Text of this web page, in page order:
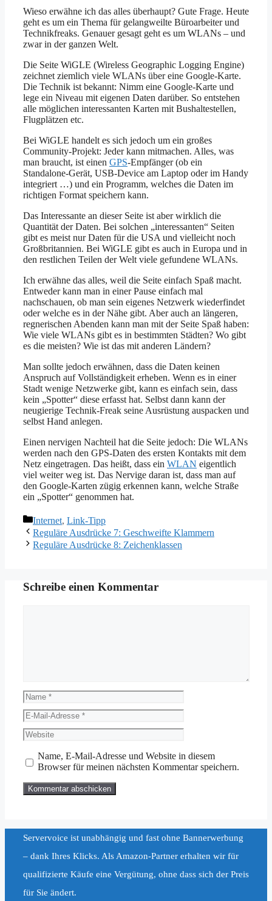
Wieso erwähne ich das alles überhaupt? Gute Frage. Heute
geht es um ein Thema für gelangweilte Büroarbeiter und
Technikfreaks. Genauer gesagt geht es um WLANs – und
zwar in der ganzen Welt.
Die Seite WiGLE (Wireless Geographic Logging Engine)
zeichnet ziemlich viele WLANs über eine Google-Karte.
Die Technik ist bekannt: Nimm eine Google-Karte und
lege ein Niveau mit eigenen Daten darüber. So entstehen
alle möglichen interessanten Karten mit Bushaltestellen,
Flugplätzen etc.
Bei WiGLE handelt es sich jedoch um ein großes
Community-Projekt: Jeder kann mitmachen. Alles, was
man braucht, ist einen GPS-Empfänger (ob ein
Standalone-Gerät, USB-Device am Laptop oder im Handy
integriert …) und ein Programm, welches die Daten im
richtigen Format speichern kann.
Das Interessante an dieser Seite ist aber wirklich die
Quantität der Daten. Bei solchen „interessanten“ Seiten
gibt es meist nur Daten für die USA und vielleicht noch
Großbritannien. Bei WiGLE gibt es auch in Europa und in
den restlichen Teilen der Welt viele gefundene WLANs.
Ich erwähne das alles, weil die Seite einfach Spaß macht.
Entweder kann man in einer Pause einfach mal
nachschauen, ob man sein eigenes Netzwerk wiederfindet
oder welche es in der Nähe gibt. Aber auch an längeren,
regnerischen Abenden kann man mit der Seite Spaß haben:
Wie viele WLANs gibt es in bestimmten Städten? Wo gibt
es die meisten? Wie ist das mit anderen Ländern?
Man sollte jedoch erwähnen, dass die Daten keinen
Anspruch auf Vollständigkeit erheben. Wenn es in einer
Stadt wenige Netzwerke gibt, kann es einfach sein, dass
kein „Spotter“ diese erfasst hat. Selbst dann kann der
neugierige Technik-Freak seine Ausrüstung auspacken und
selbst Hand anlegen.
Einen nervigen Nachteil hat die Seite jedoch: Die WLANs
werden nach den GPS-Daten des ersten Kontakts mit dem
Netz eingetragen. Das heißt, dass ein WLAN eigentlich
viel weiter weg ist. Das Nervige daran ist, dass man auf
den Google-Karten zügig erkennen kann, welche Straße
ein „Spotter“ genommen hat.
Kategorien
Internet, Link-Tipp
Reguläre Ausdrücke 7: Geschweifte Klammern
Reguläre Ausdrücke 8: Zeichenklassen
Schreibe einen Kommentar
Name
E-
Mail-
Adresse
Website
Name, E-Mail-Adresse und Website in diesem
Browser für meinen nächsten Kommentar speichern.
Servervoice ist unabhängig und fast ohne Bannerwerbung
– dank Ihres Klicks. Als Amazon-Partner erhalten wir für
qualifizierte Käufe eine Vergütung, ohne dass sich der Preis
für Sie ändert.